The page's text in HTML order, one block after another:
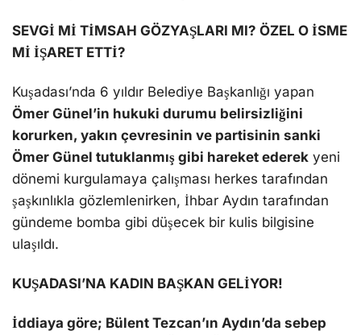
SEVGİ Mİ TİMSAH GÖZYAŞLARI MI? ÖZEL O İSME
Mİ İŞARET ETTİ?
Kuşadası’nda 6 yıldır Belediye Başkanlığı yapan
Ömer Günel’in hukuki durumu belirsizliğini
korurken, yakın çevresinin ve partisinin sanki
Ömer Günel tutuklanmış gibi hareket ederek yeni
dönemi kurgulamaya çalışması herkes tarafından
şaşkınlıkla gözlemlenirken, İhbar Aydın tarafından
gündeme bomba gibi düşecek bir kulis bilgisine
ulaşıldı.
KUŞADASI’NA KADIN BAŞKAN GELİYOR!
İddiaya göre; Bülent Tezcan’ın Aydın’da sebep